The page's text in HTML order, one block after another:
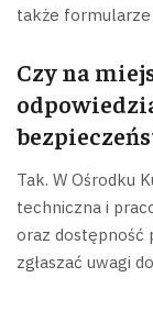
także
Czy na
Tak. W Ośrodku
techniczna i
oraz dostępność
zgłaszać uwagi